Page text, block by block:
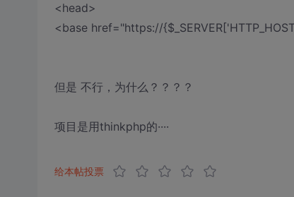
<head>
<base href="https://
但是 不行，为什么？？？？
项目是用thinkphp的····
给本帖投票